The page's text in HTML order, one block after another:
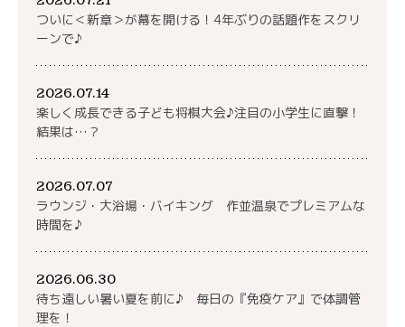
ついに＜新章＞が幕を開ける！4年ぶりの話題作をスクリ
ーンで♪
2026.07.14
楽しく成長できる子ども将棋大会♪注目の小学生に直撃！
結果は…？
2026.07.07
ラウンジ・大浴場・バイキング 作並温泉でプレミアムな
時間を♪
2026.06.30
待ち遠しい暑い夏を前に♪ 毎日の『免疫ケア』で体調管
理を！